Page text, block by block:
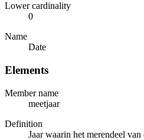
Lower cardinality
0
Name
Date
Elements
Member name
meetjaar
Definition
Jaar waarin het merendeel